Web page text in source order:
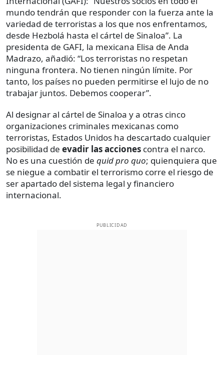
mundo tendrán que responder con la fuerza ante la
variedad de terroristas a los que nos enfrentamos,
desde Hezbolá hasta el cártel de Sinaloa”. La
presidenta de GAFI, la mexicana Elisa de Anda
Madrazo, añadió: “Los terroristas no respetan
ninguna frontera. No tienen ningún límite. Por
tanto, los países no pueden permitirse el lujo de no
trabajar juntos. Debemos cooperar”.
Al designar al cártel de Sinaloa y a otras cinco
organizaciones criminales mexicanas como
terroristas, Estados Unidos ha descartado cualquier
posibilidad de evadir las acciones contra el narco.
No es una cuestión de quid pro quo; quienquiera que
se niegue a combatir el terrorismo corre el riesgo de
ser apartado del sistema legal y financiero
internacional.
PUBLICIDAD